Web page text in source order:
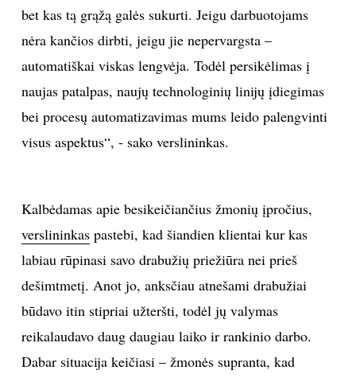
bet kas tą grąžą galės sukurti. Jeigu darbuotojams
nėra kančios dirbti, jeigu jie nepervargsta –
automatiškai viskas lengvėja. Todėl persikėlimas į
naujas patalpas, naujų technologinių linijų įdiegimas
bei procesų automatizavimas mums leido palengvinti
visus aspektus“, - sako verslininkas.
Kalbėdamas apie besikeičiančius žmonių įpročius,
verslininkaspastebi, kad šiandien klientai kur kas
labiau rūpinasi savo drabužių priežiūra nei prieš
dešimtmetį. Anot jo, anksčiau atnešami drabužiai
būdavo itin stipriai užteršti, todėl jų valymas
reikalaudavo daug daugiau laiko ir rankinio darbo.
Dabar situacija keičiasi – žmonės supranta, kad